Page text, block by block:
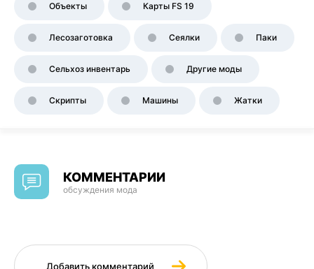
Объекты Карты FS 19
Лесозаготовка Сеялки Паки
Сельхоз инвентарь Другие моды
Скрипты Машины Жатки
КОММЕНТАРИИ
обсуждения мода
Добавить комментарий